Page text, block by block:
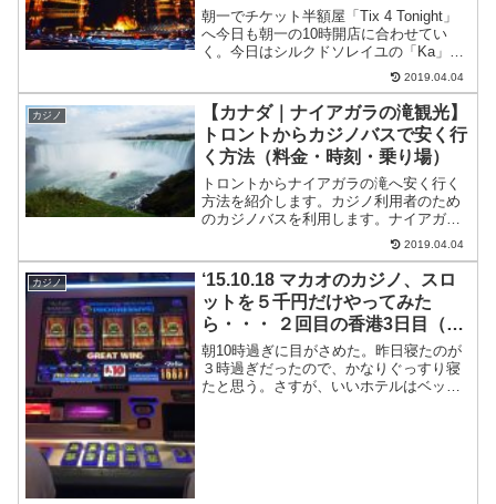
月と23日目）
朝一でチケット半額屋「Tix 4 Tonight」
へ今日も朝一の10時開店に合わせてい
く。今日はシルクドソレイユの「Ka」が
あった。香取慎吾絶賛のやつだ。ネット
で直接購入すればシルクドソレイユの
「Michael Jackson ONE」もあ...
2019.04.04
カジノ
【カナダ｜ナイアガラの滝観光】
トロントからカジノバスで安く行
く方法（料金・時刻・乗り場）
トロントからナイアガラの滝へ安く行く
方法を紹介します。カジノ利用者のため
のカジノバスを利用します。ナイアガラ
の滝への行き方トロントからナイアガラ
の滝へはバスを使って日帰りで行って帰
ってくれます。安く行く方法を紹介しま
す。ナイアガラの滝へはメ...
2019.04.04
カジノ
‘15.10.18 マカオのカジノ、スロ
ットを５千円だけやってみた
ら・・・ ２回目の香港3日目（世
界一周1ヶ月と18日目）
朝10時過ぎに目がさめた。昨日寝たのが
３時過ぎだったので、かなりぐっすり寝
たと思う。さすが、いいホテルはベッド